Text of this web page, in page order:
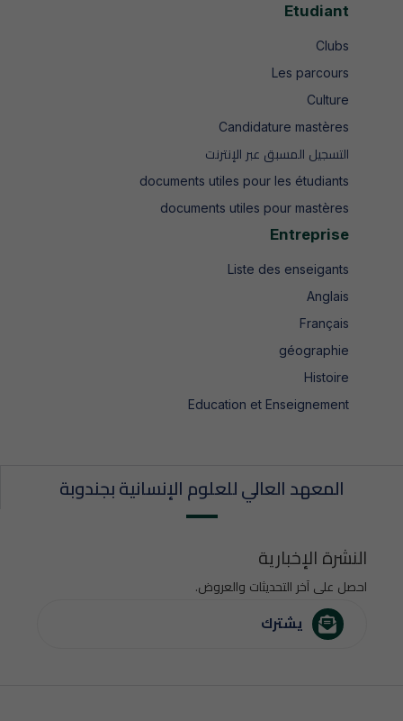
Etudiant
Clubs
Les parcours
Culture
Candidature mastères
التسجيل المسبق عبر الإنترنت
documents utiles pour les étudiants
documents utiles pour mastères
Entreprise
Liste des enseigants
Anglais
Français
géographie
Histoire
Education et Enseignement
المعهد العالي للعلوم الإنسانية بجندوبة
النشرة الإخبارية
احصل على آخر التحديثات والعروض.
يشترك